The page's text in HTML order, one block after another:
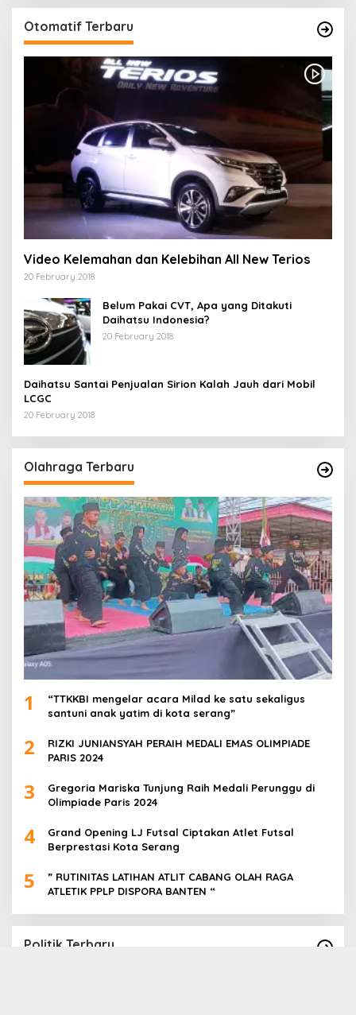
Otomatif Terbaru
Video Kelemahan dan Kelebihan All New Terios
20 February 2018
Belum Pakai CVT, Apa yang Ditakuti
Daihatsu Indonesia?
20 February 2018
Daihatsu Santai Penjualan Sirion Kalah Jauh dari Mobil
LCGC
20 February 2018
Olahraga Terbaru
1
“TTKKBI mengelar acara Milad ke satu sekaligus
santuni anak yatim di kota serang”
2
RIZKI JUNIANSYAH PERAIH MEDALI EMAS OLIMPIADE
PARIS 2024
3
Gregoria Mariska Tunjung Raih Medali Perunggu di
Olimpiade Paris 2024
4
Grand Opening LJ Futsal Ciptakan Atlet Futsal
Berprestasi Kota Serang
5
” RUTINITAS LATIHAN ATLIT CABANG OLAH RAGA
ATLETIK PPLP DISPORA BANTEN “
Politik Terbaru